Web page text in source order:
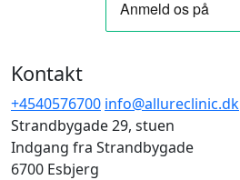
Kontakt
+4540576700 info@allureclinic.dk
Strandbygade 29, stuen
Indgang fra Strandbygade
6700 Esbjerg